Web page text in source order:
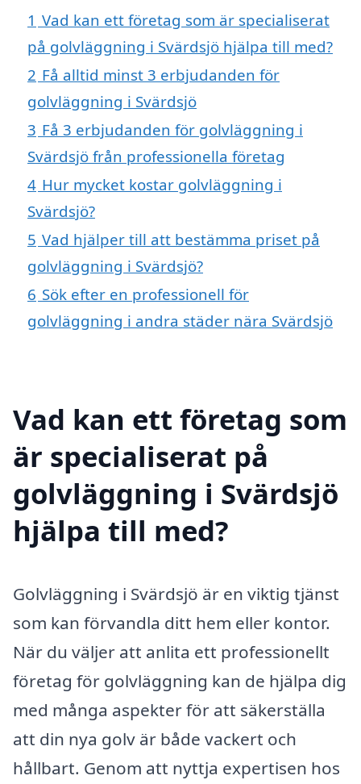
1 Vad kan ett företag som är specialiserat
på golvläggning i Svärdsjö hjälpa till med?
2 Få alltid minst 3 erbjudanden för
golvläggning i Svärdsjö
3 Få 3 erbjudanden för golvläggning i
Svärdsjö från professionella företag
4 Hur mycket kostar golvläggning i
Svärdsjö?
5 Vad hjälper till att bestämma priset på
golvläggning i Svärdsjö?
6 Sök efter en professionell för
golvläggning i andra städer nära Svärdsjö
Vad kan ett företag som
är specialiserat på
golvläggning i Svärdsjö
hjälpa till med?
Golvläggning i Svärdsjö är en viktig tjänst
som kan förvandla ditt hem eller kontor.
När du väljer att anlita ett professionellt
företag för golvläggning kan de hjälpa dig
med många aspekter för att säkerställa
att din nya golv är både vackert och
hållbart. Genom att nyttja expertisen hos